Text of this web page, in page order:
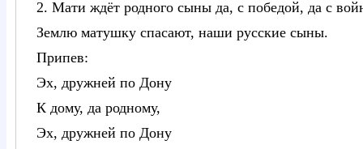
2. Мати ждёт родного сыны да, с победой, да с
Землю матушку спасают, наши русские сыны.
Припев:
Эх, дружней по Дону
К дому, да родному,
Эх, дружней по Дону